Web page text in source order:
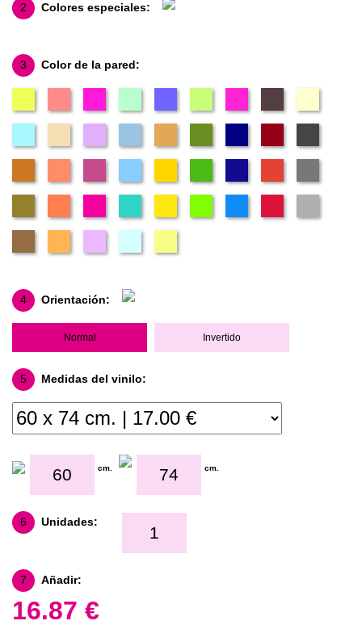
2 Colores especiales:
3 Color de la pared:
4 Orientación:
Normal Invertido
5 Medidas del vinilo:
cm. cm.
6 Unidades:
7 Añadir:
16.87 €